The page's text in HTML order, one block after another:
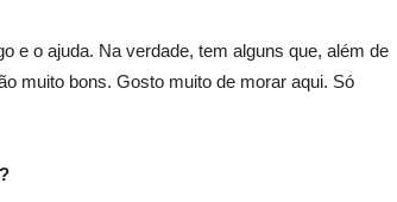
e o ajuda. Na verdade, tem alguns que, além de
muito bons. Gosto muito de morar aqui. Só